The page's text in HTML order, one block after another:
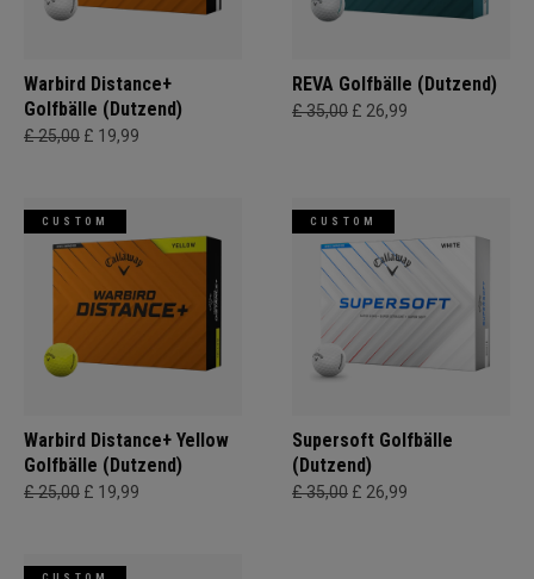
Warbird Distance+
Golfbälle (Dutzend)
£ 25,00 £ 19,99
REVA Golfbälle (Dutzend)
£ 35,00 £ 26,99
CUSTOM
Warbird Distance+ Yellow
Golfbälle (Dutzend)
£ 25,00 £ 19,99
CUSTOM
Supersoft Golfbälle
(Dutzend)
£ 35,00 £ 26,99